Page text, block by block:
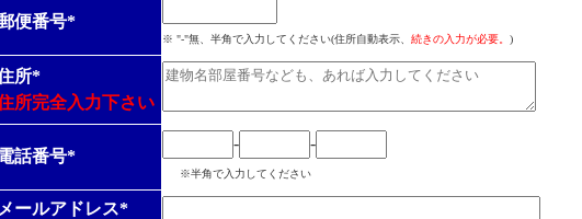
便番号*
※ "-"無、半角で入力してください(住所自動表示、 続きの入力が必要。 )
所*
所完全入力下さい
話番号*
- -
※半角で入力してください
メールアドレス*